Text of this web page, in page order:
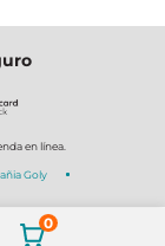
0
en línea.
Goly